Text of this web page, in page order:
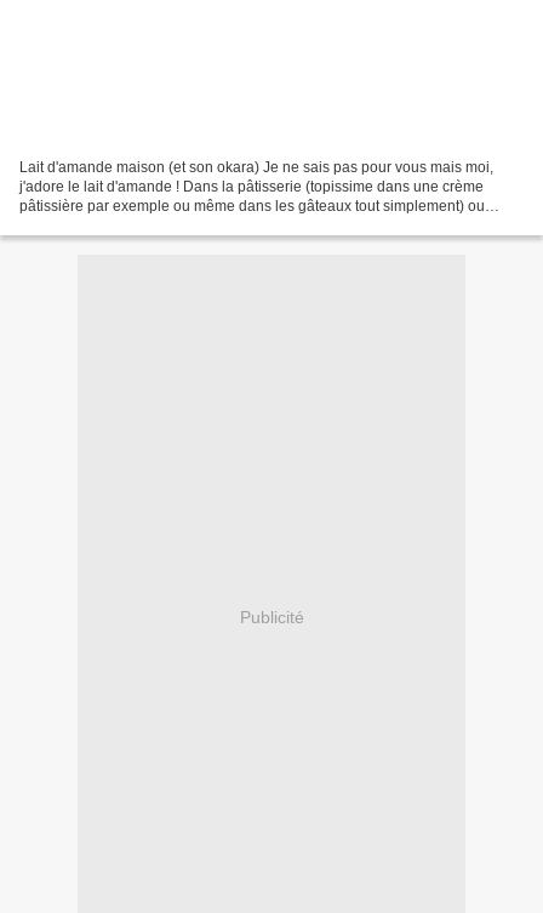
Lait d'amande maison (et son okara) Je ne sais pas pour vous mais moi,
j'adore le lait d'amande ! Dans la pâtisserie (topissime dans une crème
pâtissière par exemple ou même dans les gâteaux tout simplement) ou
Publicité